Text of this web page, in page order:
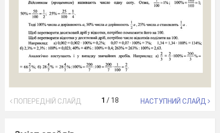
ПОПЕРЕДНІЙ СЛАЙД 1 / 18 НАСТУПНИЙ СЛАЙД